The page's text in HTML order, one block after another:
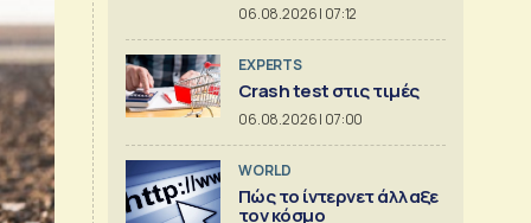
06.08.2026 | 07:12
EXPERTS
Crash test στις τιμές
06.08.2026 | 07:00
WORLD
Πώς το ίντερνετ άλλαξε
τον κόσμο